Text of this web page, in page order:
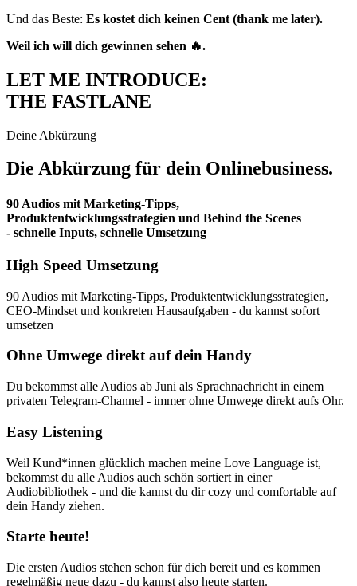
Und das Beste: Es kostet dich keinen Cent (thank me later).
Weil ich will dich gewinnen sehen 🔥.
LET ME INTRODUCE:
THE FASTLANE
Deine Abkürzung
Die Abkürzung für dein Onlinebusiness.
90 Audios mit Marketing-Tipps,
Produktentwicklungsstrategien und Behind the Scenes
- schnelle Inputs, schnelle Umsetzung
High Speed Umsetzung
90 Audios mit Marketing-Tipps, Produkt­entwicklungs­strategien,
CEO-Mindset und konkreten Hausaufgaben - du kannst sofort
umsetzen
Ohne Umwege direkt auf dein Handy
Du bekommst alle Audios ab Juni als Sprachnachricht in einem
privaten Telegram-Channel - immer ohne Umwege direkt aufs Ohr.
Easy Listening
Weil Kund*innen glücklich machen meine Love Language ist,
bekommst du alle Audios auch schön sortiert in einer
Audiobibliothek - und die kannst du dir cozy und comfortable auf
dein Handy ziehen.
Starte heute!
Die ersten Audios stehen schon für dich bereit und es kommen
regelmäßig neue dazu - du kannst also heute starten.